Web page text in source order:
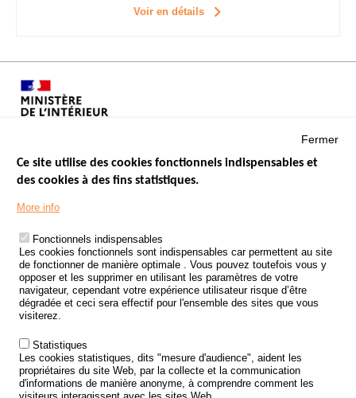
Voir en détails
Menu
Footer
LES SITES PUBLICS
ÉTAT DE L’INSÉCURITÉ ROUTIÈRE
TRAITEMENT DES DONNÉES PERSONNELLES DES ACCIDENTS DE
LA ROUTE
ETUDES ET RECHERCHES
APPEL À PROJETS
POLITIQUE DE SÉCURITÉ ROUTIÈRE
Outils
AGENDA
Fermer
Ce site utilise des cookies fonctionnels indispensables et
des cookies à des fins statistiques.
More info
Fonctionnels indispensables
Les cookies fonctionnels sont indispensables car permettent au site
de fonctionner de manière optimale . Vous pouvez toutefois vous y
opposer et les supprimer en utilisant les paramètres de votre
navigateur, cependant votre expérience utilisateur risque d’être
dégradée et ceci sera effectif pour l'ensemble des sites que vous
visiterez.
Statistiques
Les cookies statistiques, dits "mesure d'audience", aident les
propriétaires du site Web, par la collecte et la communication
d'informations de manière anonyme, à comprendre comment les